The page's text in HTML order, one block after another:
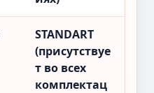
STANDART
(присутствуе
т во всех
комплектац